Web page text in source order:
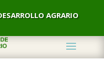
AGRARIO